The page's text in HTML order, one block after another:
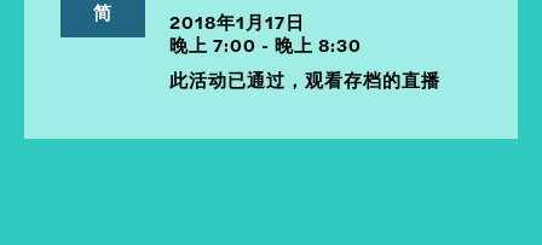
简
2018年1月17日
晚上 7:00 - 晚上 8:30
此活动已通过，观看存档的直播